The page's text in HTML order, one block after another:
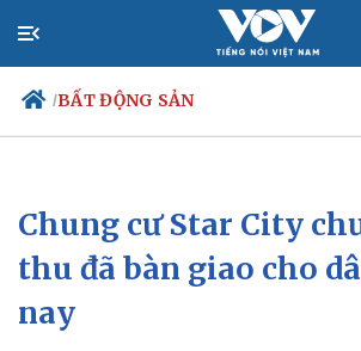
/BẤT ĐỘNG SẢN
Chính trị
Đảng
Tổ chức nhân sự
Quốc hội
Nhận diện sự thật
Xã hội
Tin 24h
Dự báo
Chung cư Star City
thu đã bàn giao cho
nay